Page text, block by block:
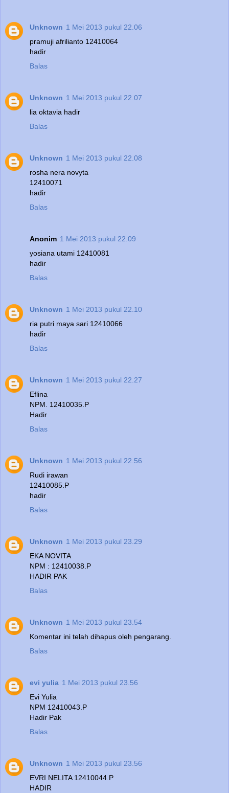
Unknown 1 Mei 2013 pukul 22.06
pramuji afrilianto 12410064
hadir
Balas
Unknown 1 Mei 2013 pukul 22.07
lia oktavia hadir
Balas
Unknown 1 Mei 2013 pukul 22.08
rosha nera novyta
12410071
hadir
Balas
Anonim 1 Mei 2013 pukul 22.09
yosiana utami 12410081
hadir
Balas
Unknown 1 Mei 2013 pukul 22.10
ria putri maya sari 12410066
hadir
Balas
Unknown 1 Mei 2013 pukul 22.27
Eflina
NPM. 12410035.P
Hadir
Balas
Unknown 1 Mei 2013 pukul 22.56
Rudi irawan
12410085.P
hadir
Balas
Unknown 1 Mei 2013 pukul 23.29
EKA NOVITA
NPM : 12410038.P
HADIR PAK
Balas
Unknown 1 Mei 2013 pukul 23.54
Komentar ini telah dihapus oleh pengarang.
Balas
evi yulia 1 Mei 2013 pukul 23.56
Evi Yulia
NPM 12410043.P
Hadir Pak
Balas
Unknown 1 Mei 2013 pukul 23.56
EVRI NELITA 12410044.P
HADIR